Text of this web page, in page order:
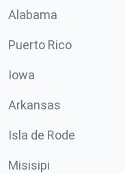
Alabama
Puerto Rico
Iowa
Arkansas
Isla de Rode
Misisipi